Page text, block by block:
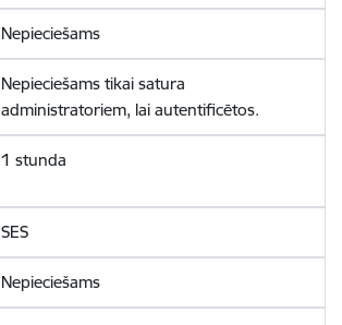
Nepieciešams
Nepieciešams tikai satura
administratoriem, lai autentificētos.
1 stunda
SES
Nepieciešams